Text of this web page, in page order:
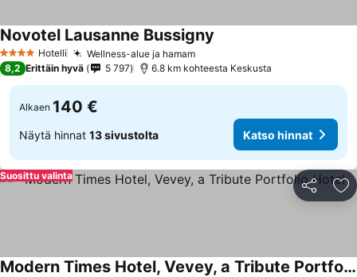
4 Tähtiluokitus
Hotelli Wellness-alue ja hamamKatso hinnat
Novotel Lausanne Bussigny
8,2 Erittäin hyvä 5 797 6.8 km kohteesta Keskusta
Alkaen 140 €
Näytä hinnat 13 sivustolta Katso hinnat
Jaa
Suosittu valinta
Modern Times Hotel, Vevey, a Tribute Portfolio Hotel